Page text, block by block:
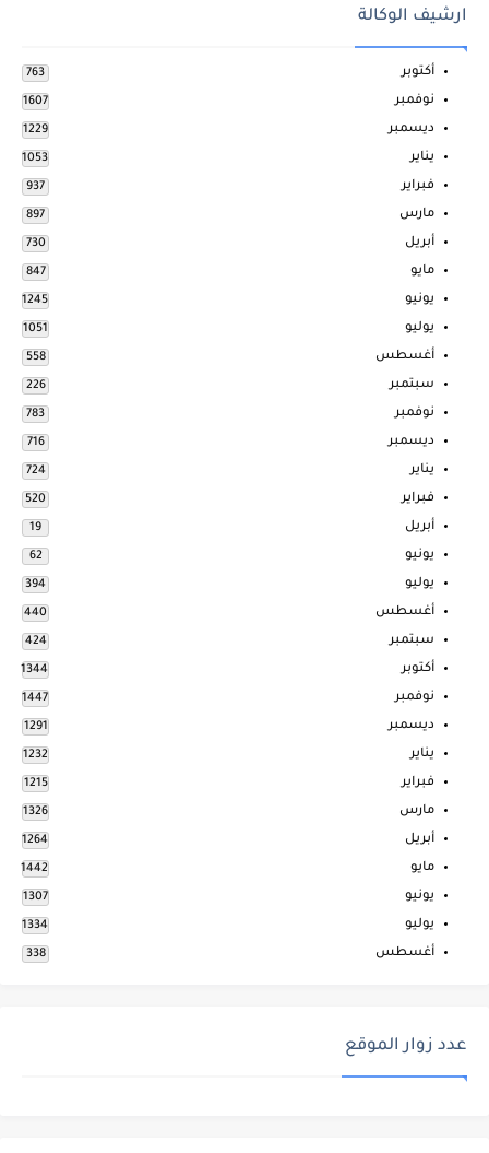
ارشيف الوكالة
أكتوبر 763
نوفمبر 1607
ديسمبر 1229
يناير 1053
فبراير 937
مارس 897
أبريل 730
مايو 847
يونيو 1245
يوليو 1051
أغسطس 558
سبتمبر 226
نوفمبر 783
ديسمبر 716
يناير 724
فبراير 520
أبريل 19
يونيو 62
يوليو 394
أغسطس 440
سبتمبر 424
أكتوبر 1344
نوفمبر 1447
ديسمبر 1291
يناير 1232
فبراير 1215
مارس 1326
أبريل 1264
مايو 1442
يونيو 1307
يوليو 1334
أغسطس 338
عدد زوار الموقع